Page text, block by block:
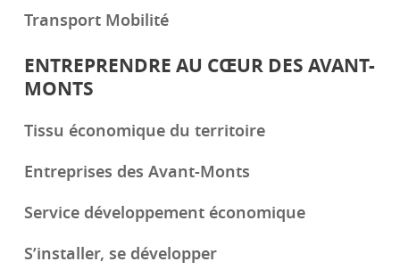
Transport Mobilité
ENTREPRENDRE AU CŒUR DES AVANT-
MONTS
Tissu économique du territoire
Entreprises des Avant-Monts
Service développement économique
S’installer, se développer